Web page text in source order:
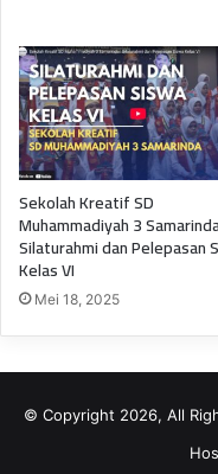
Sekolah Kreatif SD
Muhammadiyah 3
Silaturahmi dan Pelepasan
Kelas VI
Mei 18, 2025
© Copyright 2026, All